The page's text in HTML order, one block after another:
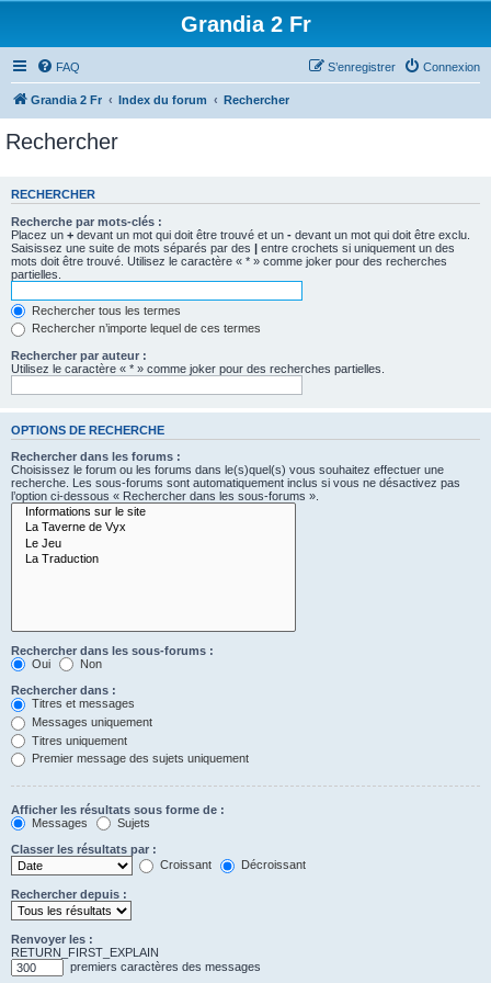
Grandia 2 Fr
FAQ Connexion
S’enregistrer
Grandia 2 Fr Index du forum Rechercher
Rechercher
RECHERCHER
Recherche par mots-clés :
Placez un + devant un mot qui doit être trouvé et un - devant un mot qui doit être exclu.
Saisissez une suite de mots séparés par des | entre crochets si uniquement un des
mots doit être trouvé. Utilisez le caractère « * » comme joker pour des recherches
partielles.
Rechercher tous les termes
Rechercher n’importe lequel de ces termes
Rechercher par auteur :
Utilisez le caractère « * » comme joker pour des recherches partielles.
OPTIONS DE RECHERCHE
Rechercher dans les forums :
Choisissez le forum ou les forums dans le(s)quel(s) vous souhaitez effectuer une
recherche. Les sous-forums sont automatiquement inclus si vous ne désactivez pas
l’option ci-dessous « Rechercher dans les sous-forums ».
Rechercher dans les sous-forums :
Oui
Non
Rechercher dans :
Titres et messages
Messages uniquement
Titres uniquement
Premier message des sujets uniquement
Afficher les résultats sous forme de :
Messages
Sujets
Classer les résultats par :
Croissant
Décroissant
Rechercher depuis :
Renvoyer les :
RETURN_FIRST_EXPLAIN
premiers caractères des messages